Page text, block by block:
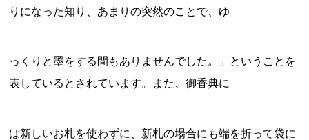
りになった知り、あまりの突然のことで、ゆ
っくりと墨をする間もありませんでした。」ということを
表しているとされています。また、御香典に
は新しいお札を使わずに、新札の場合にも端を折って袋に